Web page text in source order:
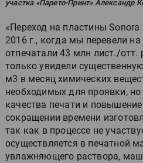
участка «Парето-Принт» Александр
«Переход на пластины
2016 г., когда мы перевели
отпечатали 43 млн лист./
только увидели
м3 в месяц химических
необходимых для проявки,
качества печати и
сокращении времени
так как в процессе не
осуществляется в печатной
увлажняющего раствора,